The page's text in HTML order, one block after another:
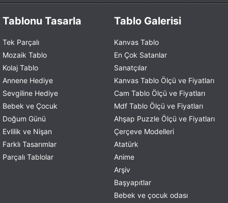
Tablonu Tasarla
Tek Parçalı
Mozaik Tablo
Kolaj Tablo
Annene Hediye
Sevgiline Hediye
Bebek ve Çocuk
Doğum Günü
Evlilik ve Nişan
Farklı Tasarımlar
Parçalı Tablolar
Tablo Galerisi
Kanvas Tablo
En Çok Satanlar
Sanatçılar
Kanvas Tablo Ölçü ve Fiyatları
Cam Tablo Ölçü ve Fiyatları
Mdf Tablo Ölçü ve Fiyatları
Ahşap Puzzle Ölçü ve Fiyatları
Çerçeve Modelleri
Atatürk
Anime
Arşiv
Başyapıtlar
Bebek ve çocuk odası